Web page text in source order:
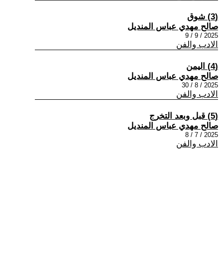
(3) شوق
صالح مهدي عباس المنديل
2025 / 9 / 9
الادب والفن
(4) اليمن
صالح مهدي عباس المنديل
2025 / 8 / 30
الادب والفن
(5) قبل وبعد التخرج
صالح مهدي عباس المنديل
2025 / 7 / 8
الادب والفن